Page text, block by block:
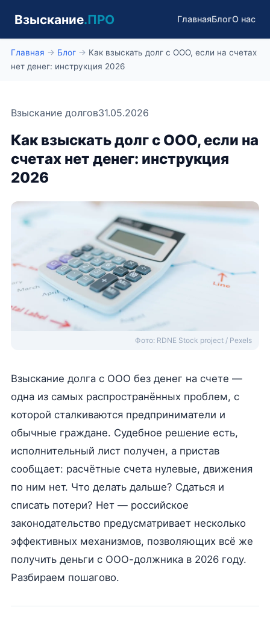
Взыскание.ПРО ГлавнаяБлогО нас
Главная → Блог→ Как взыскать долг с ООО, если на счетах
нет денег: инструкция 2026
Взыскание долгов31.05.2026
Как взыскать долг с ООО, если на
счетах нет денег: инструкция
2026
Фото: RDNE Stock project / Pexels
Взыскание долга с ООО без денег на счете —
одна из самых распространённых проблем, с
которой сталкиваются предприниматели и
обычные граждане. Судебное решение есть,
исполнительный лист получен, а пристав
сообщает: расчётные счета нулевые, движения
по ним нет. Что делать дальше? Сдаться и
списать потери? Нет — российское
законодательство предусматривает несколько
эффективных механизмов, позволяющих всё же
получить деньги с ООО-должника в 2026 году.
Разбираем пошагово.